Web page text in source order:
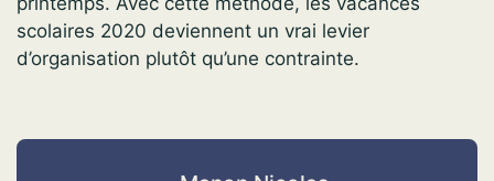
scolaires 2020 deviennent un vrai levier
d’organisation plutôt qu’une contrainte.